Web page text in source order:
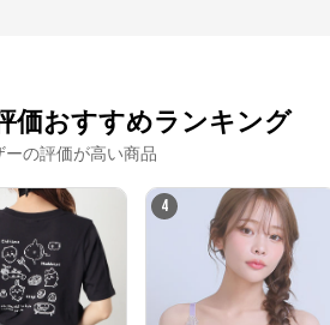
価おすすめランキング
ーの評価が高い商品
4